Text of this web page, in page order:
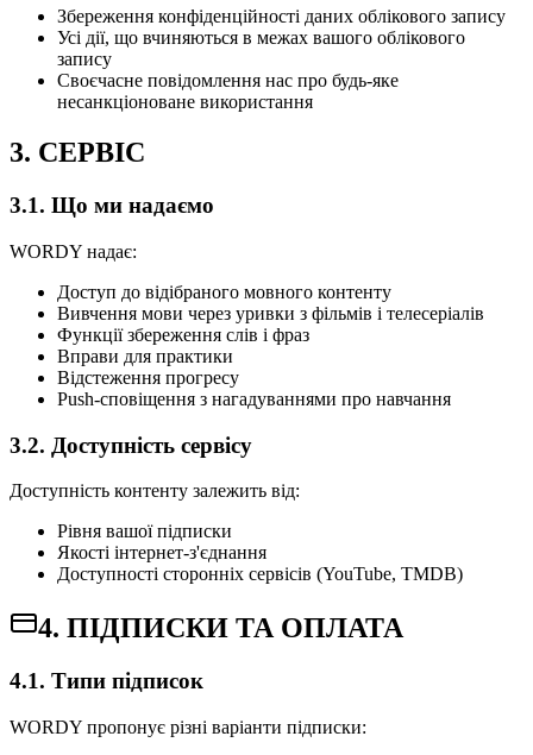
Збереження конфіденційності даних облікового запису
Усі дії, що вчиняються в межах вашого облікового
запису
Своєчасне повідомлення нас про будь-яке
несанкціоноване використання
3. СЕРВІС
3.1. Що ми надаємо
WORDY надає:
Доступ до відібраного мовного контенту
Вивчення мови через уривки з фільмів і телесеріалів
Функції збереження слів і фраз
Вправи для практики
Відстеження прогресу
Push-сповіщення з нагадуваннями про навчання
3.2. Доступність сервісу
Доступність контенту залежить від:
Рівня вашої підписки
Якості інтернет-з'єднання
Доступності сторонніх сервісів (YouTube, TMDB)
4. ПІДПИСКИ ТА ОПЛАТА
4.1. Типи підписок
WORDY пропонує різні варіанти підписки: